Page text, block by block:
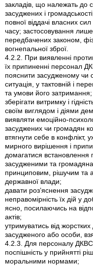
закладів, що належать до
засуджених і
повної віддачі власних
часу; застосовування
передбачених законом,
вогнепальної зброї.
4.2.2. При виявленні
їх припиненні персонал
пояснити засудженому чи
ситуація, у тактовній і
та умови його затримання;
зберігати витримку і
своїм виглядом і діями
виявляти емоційно-
засуджених чи громадян
втягнути себе в конфлікт,
мирного вирішення і
домагатися встановлення
засудженими та
принциповим, рішучим та
державної влади;
давати роз’яснення
неправомірність їх дій у
ясно, посилаючись на
актів;
утримуватись від
засудженого або особи,
4.2.3. Для персоналу ДКВС
поспішність у прийнятті
моральними нормами;